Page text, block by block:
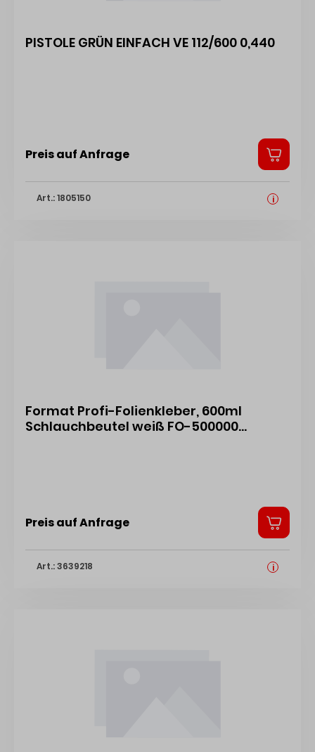
Bad Homburg, DE, +496172677450, info@wd40.de
PISTOLE GRÜN EINFACH VE 112/600 0,440
Preis auf Anfrage
Art.: 1805150 i
Format Profi-Folienkleber, 600ml
Schlauchbeutel weiß FO-500000
Preis auf Anfrage
Art.: 3639218 i